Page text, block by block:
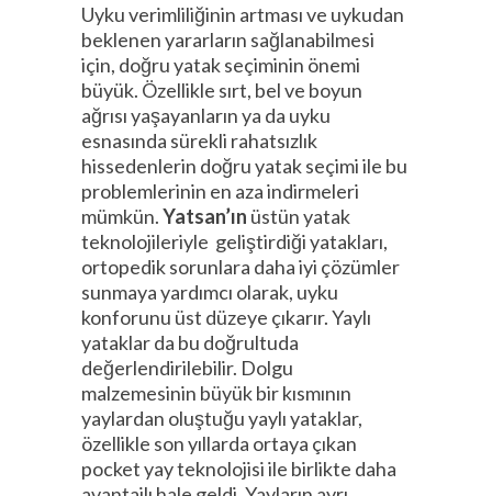
Uyku verimliliğinin artması ve uykudan
beklenen yararların sağlanabilmesi
için, doğru yatak seçiminin önemi
büyük. Özellikle sırt, bel ve boyun
ağrısı yaşayanların ya da uyku
esnasında sürekli rahatsızlık
hissedenlerin doğru yatak seçimi ile bu
problemlerinin en aza indirmeleri
mümkün.Yatsan’ın üstün yatak
teknolojileriyle geliştirdiği yatakları,
ortopedik sorunlara daha iyi çözümler
sunmaya yardımcı olarak, uyku
konforunu üst düzeye çıkarır. Yaylı
yataklar da bu doğrultuda
değerlendirilebilir. Dolgu
malzemesinin büyük bir kısmının
yaylardan oluştuğu yaylı yataklar,
özellikle son yıllarda ortaya çıkan
pocket yay teknolojisi ile birlikte daha